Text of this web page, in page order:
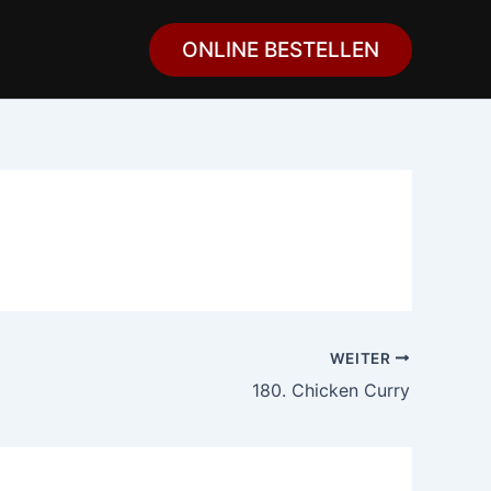
ONLINE BESTELLEN
WEITER
180. Chicken Curry